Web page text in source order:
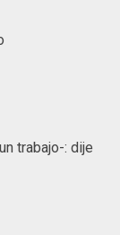
trabajo-: dije